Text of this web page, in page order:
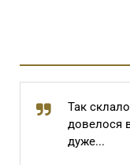
Так
довелося
дуже...